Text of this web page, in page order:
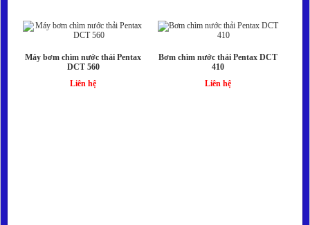
Máy bơm chìm nước thải Pentax
DCT 560
Liên hệ
Bơm chìm nước thải Pentax DCT
410
Liên hệ